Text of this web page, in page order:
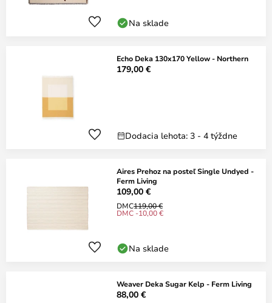
Na sklade
Echo Deka 130x170 Yellow - Northern
179,00 €
Dodacia lehota: 3 - 4 týždne
Aires Prehoz na posteľ Single Undyed -
Ferm Living
109,00 €
DMC119,00 €
DMC -10,00 €
Na sklade
Weaver Deka Sugar Kelp - Ferm Living
88,00 €